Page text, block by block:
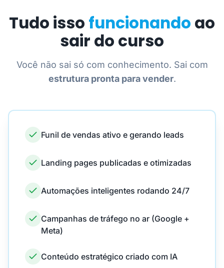
Tudo isso funcionando ao
sair do curso
Você não sai só com conhecimento. Sai com
estrutura pronta para vender.
Funil de vendas ativo e gerando leads
Landing pages publicadas e otimizadas
Automações inteligentes rodando 24/7
Campanhas de tráfego no ar (Google +
Meta)
Conteúdo estratégico criado com IA